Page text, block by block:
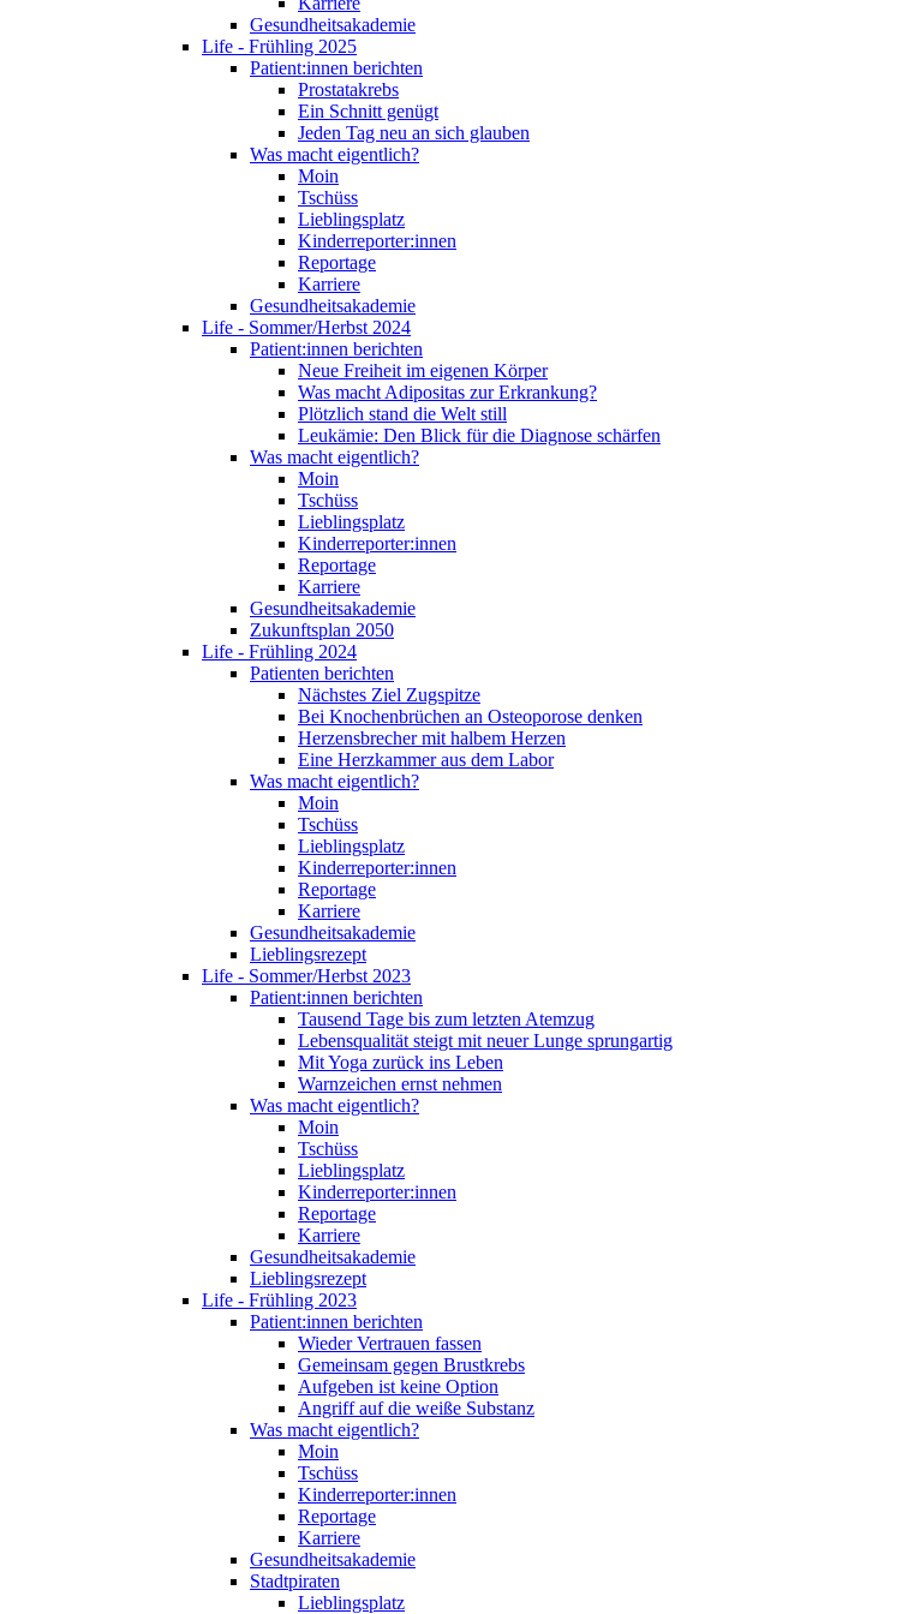
Gesundheitsakademie
Life - Frühling 2025
Patient:innen berichten
Prostatakrebs
Ein Schnitt genügt
Jeden Tag neu an sich glauben
Was macht eigentlich?
Moin
Tschüss
Lieblingsplatz
Kinderreporter:innen
Reportage
Karriere
Gesundheitsakademie
Life - Sommer/Herbst 2024
Patient:innen berichten
Neue Freiheit im eigenen Körper
Was macht Adipositas zur Erkrankung?
Plötzlich stand die Welt still
Leukämie: Den Blick für die Diagnose schärfen
Was macht eigentlich?
Moin
Tschüss
Lieblingsplatz
Kinderreporter:innen
Reportage
Karriere
Gesundheitsakademie
Zukunftsplan 2050
Life - Frühling 2024
Patienten berichten
Nächstes Ziel Zugspitze
Bei Knochenbrüchen an Osteoporose denken
Herzensbrecher mit halbem Herzen
Eine Herzkammer aus dem Labor
Was macht eigentlich?
Moin
Tschüss
Lieblingsplatz
Kinderreporter:innen
Reportage
Karriere
Gesundheitsakademie
Lieblingsrezept
Life - Sommer/Herbst 2023
Patient:innen berichten
Tausend Tage bis zum letzten Atemzug
Lebensqualität steigt mit neuer Lunge sprungartig
Mit Yoga zurück ins Leben
Warnzeichen ernst nehmen
Was macht eigentlich?
Moin
Tschüss
Lieblingsplatz
Kinderreporter:innen
Reportage
Karriere
Gesundheitsakademie
Lieblingsrezept
Life - Frühling 2023
Patient:innen berichten
Wieder Vertrauen fassen
Gemeinsam gegen Brustkrebs
Aufgeben ist keine Option
Angriff auf die weiße Substanz
Was macht eigentlich?
Moin
Tschüss
Kinderreporter:innen
Reportage
Karriere
Gesundheitsakademie
Stadtpiraten
Lieblingsplatz